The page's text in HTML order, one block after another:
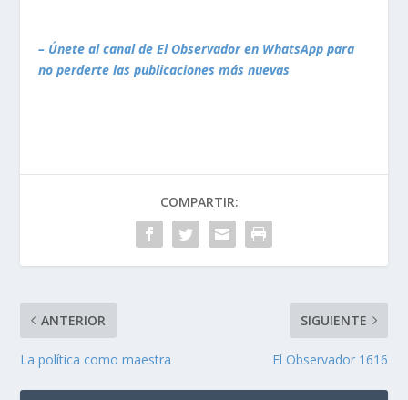
– Únete al canal de El Observador en WhatsApp para
no perderte las publicaciones más nuevas
COMPARTIR:
ANTERIOR
La política como maestra
SIGUIENTE
El Observador 1616